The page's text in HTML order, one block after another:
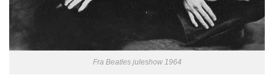
Fra Beatles juleshow 1964